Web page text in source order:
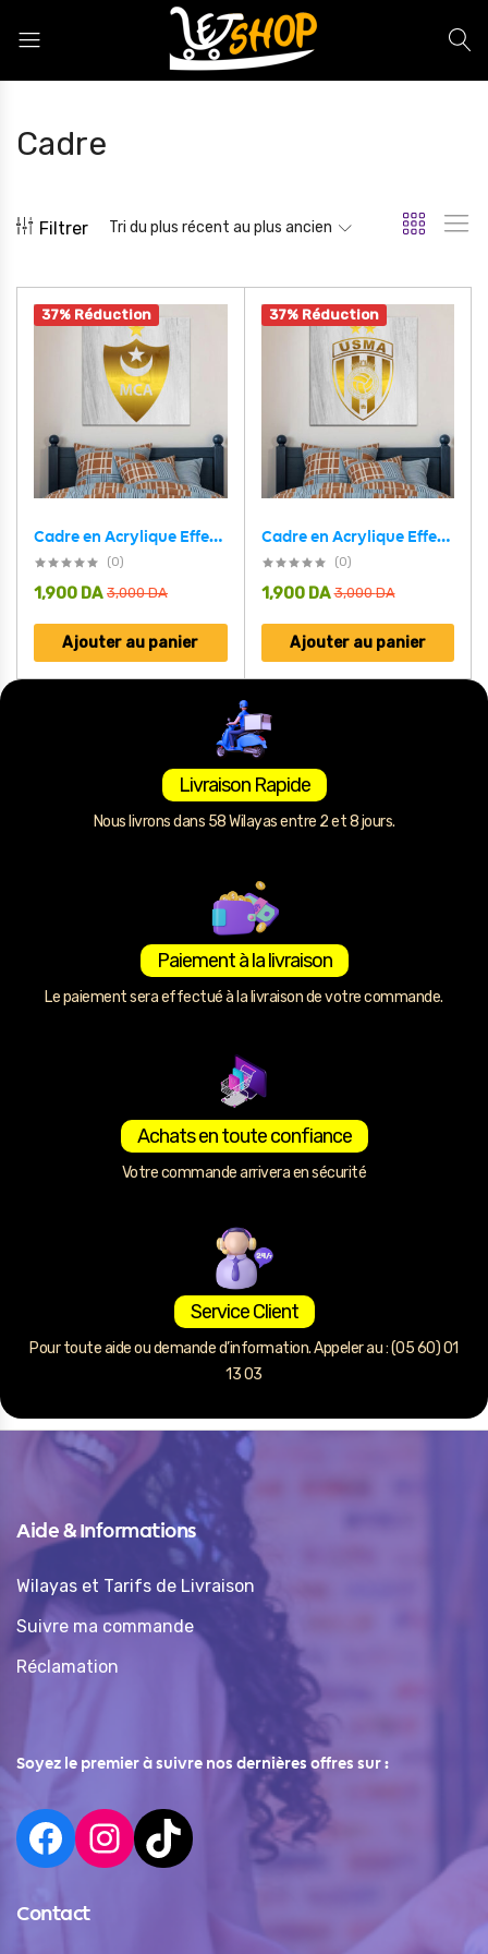
Cadre
Filtrer Tri du plus récent au plus ancien
37% Réduction
Cadre en Acrylique Effet Gold Miroir Motif Club MCA
(0)
3,000DA
1,900 DA
Ajouter au panier
37% Réduction
Cadre en Acrylique Effet Gold Miroir Motif Club USMA
(0)
3,000DA
1,900 DA
Ajouter au panier
Livraison Rapide
Nous livrons dans 58 Wilayas entre 2 et 8 jours.
Paiement à la livraison
Le paiement sera effectué à la livraison de votre commande.
Achats en toute confiance
Votre commande arrivera en sécurité
Service Client
Pour toute aide ou demande d’information. Appeler au : (05 60) 01
13 03
Aide & Informations
Wilayas et Tarifs de Livraison
Suivre ma commande
Réclamation
Soyez le premier à suivre nos dernières offres sur :
Contact